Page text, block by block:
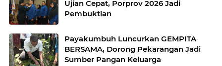
Ujian Cepat, Porprov 2026 Jadi
Pembuktian
Payakumbuh Luncurkan GEMPITA
BERSAMA, Dorong Pekarangan Jadi
Sumber Pangan Keluarga